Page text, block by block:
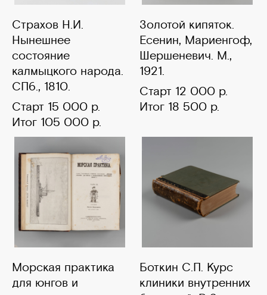
Страхов Н.И.
Нынешнее
состояние
калмыцкого народа.
СПб., 1810.
Старт 15 000 р.
Итог 105 000 р.
Золотой кипяток.
Есенин, Мариенгоф,
Шершеневич. М.,
1921.
Старт 12 000 р.
Итог 18 500 р.
Морская практика
для юнгов и
Боткин С.П. Курс
клиники внутренних